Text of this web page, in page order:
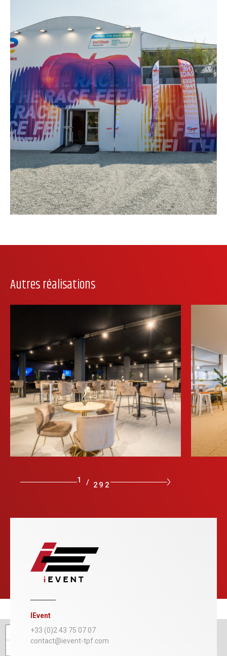
Autres réalisations
1 / 292
IEvent
+33 (0)2 43 75 07 07
contact@ievent-tpf.com